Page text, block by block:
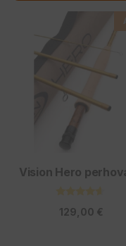
Vision Hero
5:stä
129,00 €
tuotteella
muunnelma.
tuotteen